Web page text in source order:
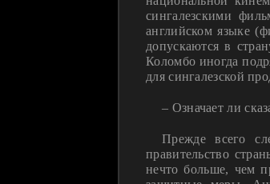
сингалезскими
английском языке
допускаются в
Коломбо иногда
для сингалезской
– Означает ли
Прежде всего
правительство
нечто больше, чем